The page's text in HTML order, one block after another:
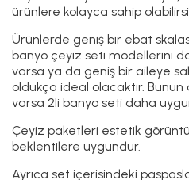
ürünlere kolayca sahip
Ürünlerde geniş bir ebat
banyo çeyiz seti modellerini
varsa ya da geniş bir aileye
oldukça ideal olacaktır.
varsa 2li banyo seti daha
Çeyiz paketleri estetik
beklentilere uygundur.
Ayrıca set içerisindeki